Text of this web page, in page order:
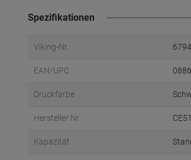
Spezifikationen
Viking-Nr.
EAN/UPC
Druckfarbe
Hersteller Nr.
Kapazität